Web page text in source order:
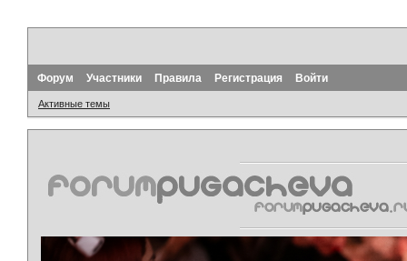
Форум Участники Правила Регистрация Войти
Активные темы